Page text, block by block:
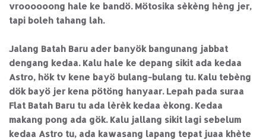
vroooooong hale ke bandö. Mötosika sèkèng hèng jer,
tapi boleh tahang lah.
Jalang Batah Baru ader banyök bangunang jabbat
dengang kedaa. Kalu hale ke depang sikit ada kedaa
Astro, hök tv kene bayö bulang-bulang tu. Kalu tebèng
dök bayö jer kena pötöng hanyaar. Lepah pada suraa
Flat Batah Baru tu ada lèrèk kedaa èkong. Kedaa
makang pong ada gök. Kalu jallang sikit lagi sebelum
kedaa Astro tu, ada kawasang lapang tepat juaa khète